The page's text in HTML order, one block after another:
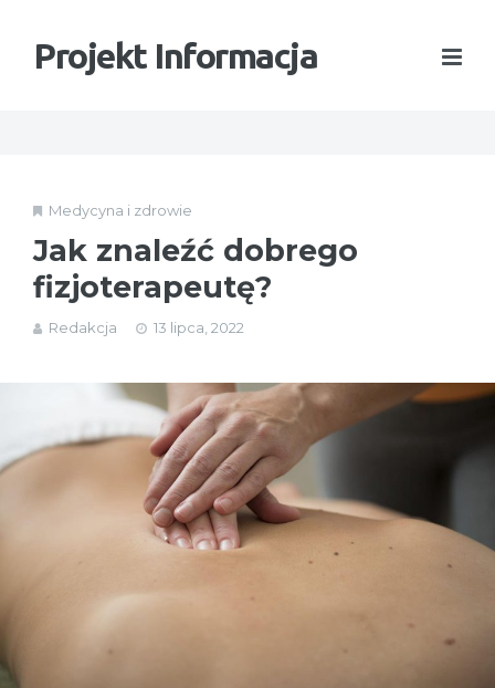
Projekt Informacja
Medycyna i zdrowie
Jak znaleźć dobrego
fizjoterapeutę?
Redakcja 13 lipca, 2022